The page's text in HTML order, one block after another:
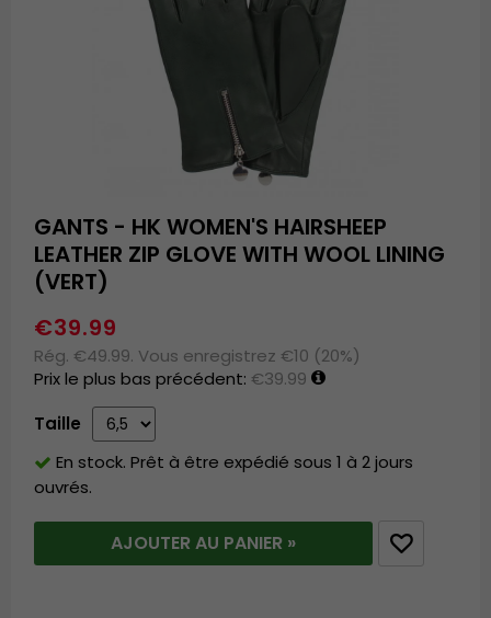
GANTS - HK WOMEN'S HAIRSHEEP
LEATHER ZIP GLOVE WITH WOOL LINING
(VERT)
€39.99
Rég. €49.99. Vous enregistrez €10 (20%)
Prix le plus bas précédent: €39.99
Taille
En stock. Prêt à être expédié sous 1 à 2 jours
ouvrés.
AJOUTER AU PANIER »